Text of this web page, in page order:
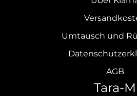
Umtausch und
AGB
Tara-M